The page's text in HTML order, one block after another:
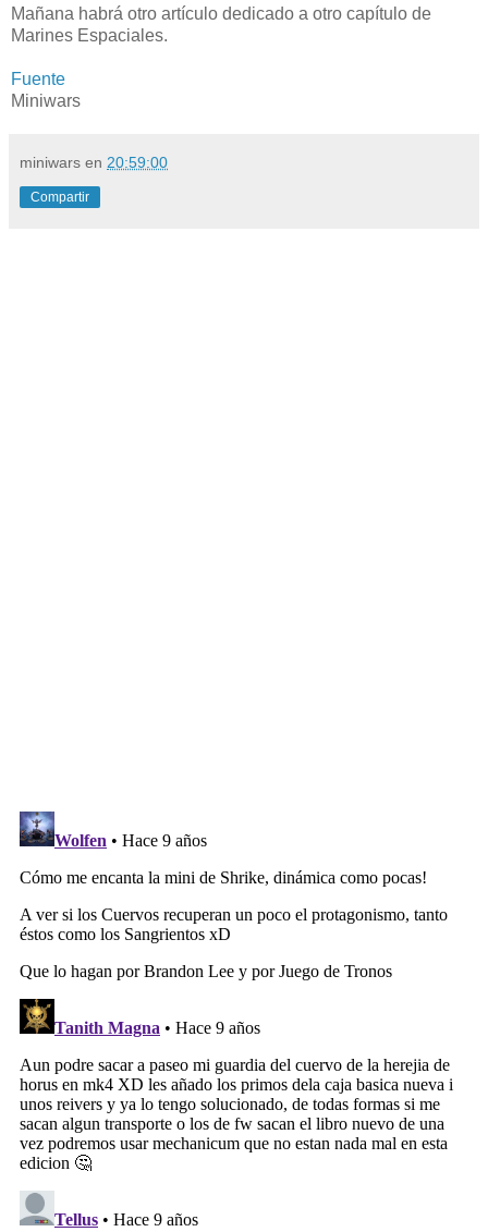
Mañana habrá otro artículo dedicado a otro capítulo de
Marines Espaciales.
Fuente
Miniwars
miniwars en 20:59:00
Compartir